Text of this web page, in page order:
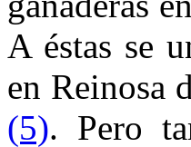
A éstas se
en Reinosa
(5). Pero